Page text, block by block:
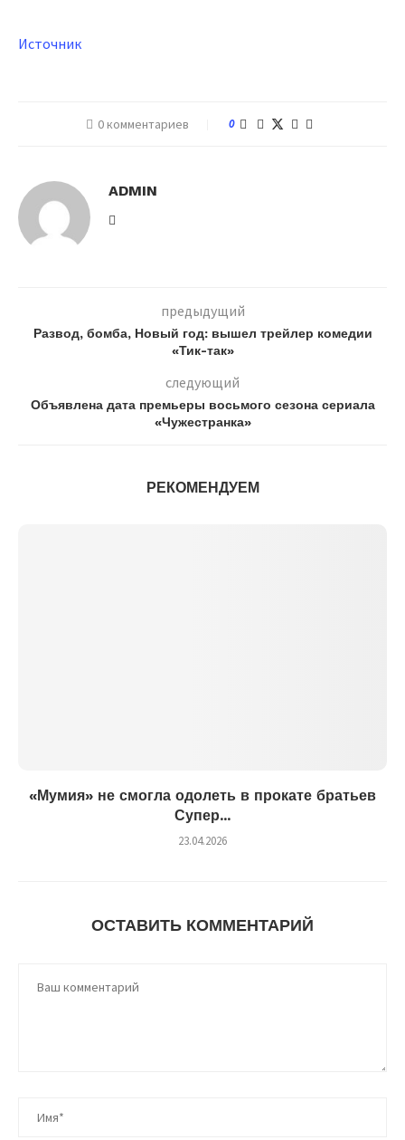
Источник
0 комментариев 0
ADMIN
предыдущий
Развод, бомба, Новый год: вышел трейлер комедии
«Тик-так»
следующий
Объявлена дата премьеры восьмого сезона сериала
«Чужестранка»
РЕКОМЕНДУЕМ
«Мумия» не смогла одолеть в прокате братьев
Супер...
23.04.2026
ОСТАВИТЬ КОММЕНТАРИЙ